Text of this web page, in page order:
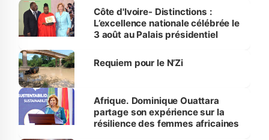
Bassam
Côte d'Ivoire- Distinctions :
L’excellence nationale célébrée le
3 août au Palais présidentiel
Requiem pour le N’Zi
Afrique. Dominique Ouattara
partage son expérience sur la
résilience des femmes africaines